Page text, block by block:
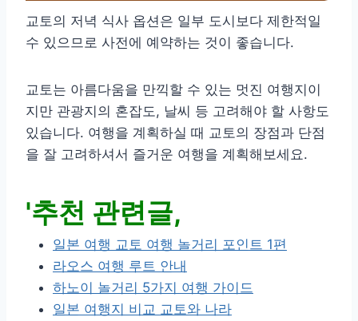
교토의 저녁 식사 옵션은 일부 도시보다 제한적일
수 있으므로 사전에 예약하는 것이 좋습니다.
교토는 아름다움을 만끽할 수 있는 멋진 여행지이
지만 관광지의 혼잡도, 날씨 등 고려해야 할 사항도
있습니다. 여행을 계획하실 때 교토의 장점과 단점
을 잘 고려하셔서 즐거운 여행을 계획해보세요.
'추천 관련글,
일본 여행 교토 여행 놀거리 포인트 1편
라오스 여행 루트 안내
하노이 놀거리 5가지 여행 가이드
일본 여행지 비교 교토와 나라